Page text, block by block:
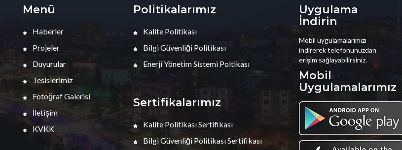
Menü
Haberler
Projeler
Duyurular
Tesislerimiz
Fotoğraf Galerisi
İletişim
KVKK
Politikalarımız
Kalite Politikası
Bilgi Güvenliği Politikası
Enerji Yönetim Sistemi Poltikası
Sertifikalarımız
Kalite Politikası Sertifikası
Bilgi Güvenliği Politikası Sertifikası
Uygulama
İndirin
Mobil uygulamalarımızı
indirerek telefonunuzdan
erişim sağlayabilirsiniz.
Mobil
Uygulamalarımız